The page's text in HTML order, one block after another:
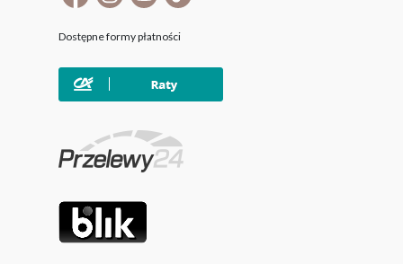
Dostępne formy płatności